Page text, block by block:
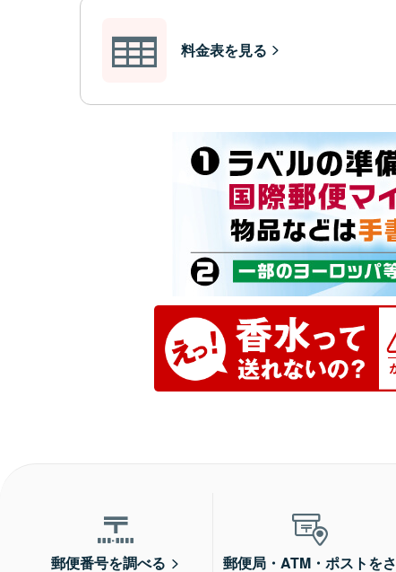
料金表を見る
郵便番号を調べる 郵便局・ATM・ポストをさ